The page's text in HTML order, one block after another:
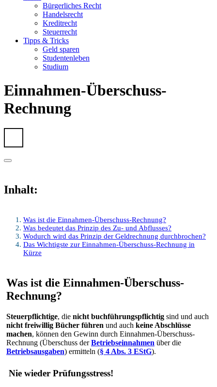
Bürgerliches Recht
Handelsrecht
Kreditrecht
Steuerrecht
Tipps & Tricks
Geld sparen
Studentenleben
Studium
Einnahmen-Überschuss-
Rechnung
Inhalt:
Was ist die Einnahmen-Überschuss-Rechnung?
Was bedeutet das Prinzip des Zu- und Abflusses?
Wodurch wird das Prinzip der Geldrechnung durchbrochen?
Das Wichtigste zur Einnahmen-Überschuss-Rechnung in
Kürze
Was ist die Einnahmen-Überschuss-
Rechnung?
Steuerpflichtige, die nicht buchführungspflichtig sind und auch
nicht freiwillig Bücher führen und auch keine Abschlüsse
machen, können den Gewinn durch Einnahmen-Überschuss-
Rechnung (Überschuss derBetriebseinnahmen über die
Betriebsausgaben) ermitteln (§ 4 Abs. 3 EStG).
Nie wieder Prüfungsstress!